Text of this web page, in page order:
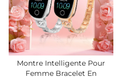
Montre Intelligente Pour
Femme Bracelet En